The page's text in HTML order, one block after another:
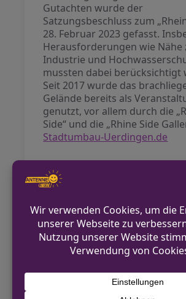
Gutachten wurde der
Satzungsbeschluss zum
28. Februar 2023 gefasst.
Herausforderungen wie Nähe
Industrie und
mussten dabei berücksichtigt
Seit 2017 wurde das
Gelände bereits als
genutzt, vor allem durch die
Side“ und die „Rhine Side
Stadtumbau-Uerdingen.de
Einordnung für NRW
Das Vorhaben gilt als eines
städtebaulichen
der Region und hat
vergleichbare Flusslagen in
Westfalen. Die Verknüpfung
privatem und öffentlichem
Stadtentwicklung und die